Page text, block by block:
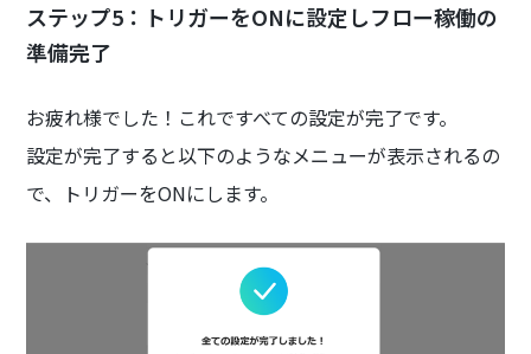
ステップ5：トリガーをONに設定しフロー稼働の
準備完了
お疲れ様でした！これですべての設定が完了です。
設定が完了すると以下のようなメニューが表示されるの
で、トリガーをONにします。